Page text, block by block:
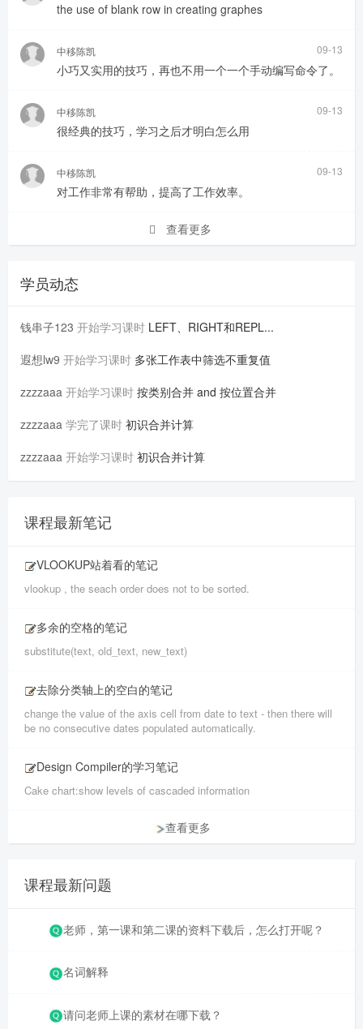
the use of blank row in creating graphes
中移陈凯 09-13
小巧又实用的技巧，再也不用一个一个手动编写命令了。
中移陈凯 09-13
很经典的技巧，学习之后才明白怎么用
中移陈凯 09-13
对工作非常有帮助，提高了工作效率。
查看更多
学员动态
钱串子123 开始学习课时 LEFT、RIGHT和REPL...
遐想lw9 开始学习课时 多张工作表中筛选不重复值
zzzzaaa 开始学习课时 按类别合并 and 按位置合并
zzzzaaa 学完了课时 初识合并计算
zzzzaaa 开始学习课时 初识合并计算
课程最新笔记
VLOOKUP站着看的笔记
vlookup , the seach order does not to be sorted.
多余的空格的笔记
substitute(text, old_text, new_text)
去除分类轴上的空白的笔记
change the value of the axis cell from date to text - then there will
be no consecutive dates populated automatically.
Design Compiler的学习笔记
Cake chart:show levels of cascaded information
查看更多
课程最新问题
老师，第一课和第二课的资料下载后，怎么打开呢？
名词解释
请问老师上课的素材在哪下载？